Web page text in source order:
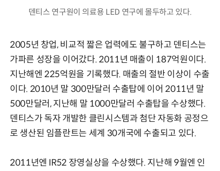
덴티스 연구원이 의료용 LED 연구에 몰두하고 있다.
2005년 창업, 비교적 짧은 업력에도 불구하고 덴티스는
가파른 성장을 이어갔다. 2011년 매출이 187억원이다.
지난해엔 225억원을 기록했다. 매출의 절반 이상이 수출
이다. 2010년 말 300만달러 수출탑에 이어 2011년 말
500만달러, 지난해 말 1000만달러 수출탑을 수상했다.
덴티스가 독자 개발한 클린시스템과 첨단 자동화 공정으
로 생산된 임플란트는 세계 30개국에 수출되고 있다.
2011년엔 IR52 장영실상을 수상했다. 지난해 9월엔 인